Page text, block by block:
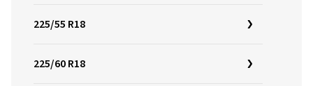
225/55 R18
225/60 R18